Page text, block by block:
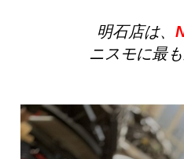
明石店は、
ニスモに最